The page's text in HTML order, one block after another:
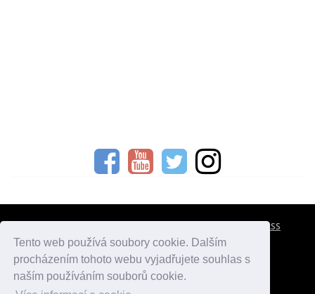
Tento web používá soubory cookie. Dalším
procházením tohoto webu vyjadřujete souhlas s
naším používáním souborů cookie.
RSS
atlaspamatek.info